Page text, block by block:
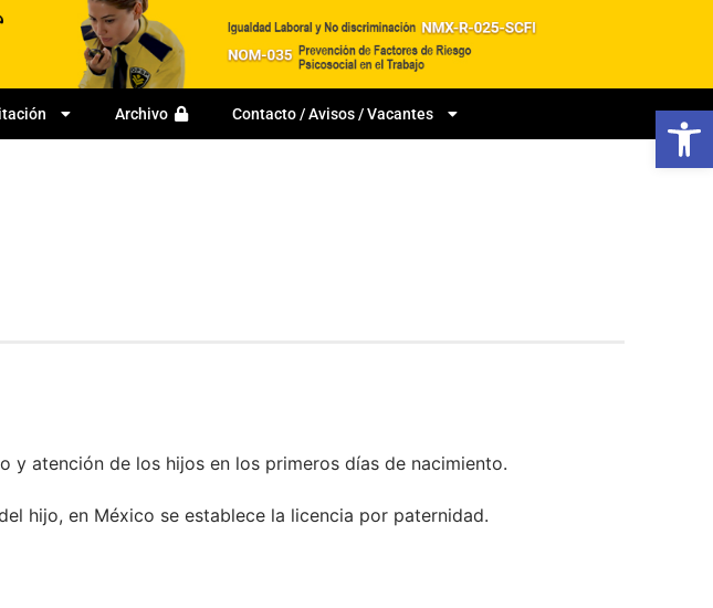
Abrir
Archivo Contacto / Avisos / Vacantes
y atención de los hijos en los primeros días de nacimiento.
hijo, en México se establece la licencia por paternidad.